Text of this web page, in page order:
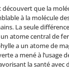
que la
à la molécule
La seule
atome central de
a un atome de
a mené à l’usage
la santé avec